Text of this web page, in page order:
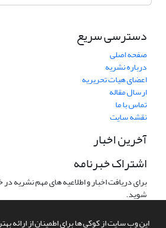
این وب سایت از کوکی ها برای اطمینان از ارائه
دسترسی سریع
صفحه اصلی
درباره نشریه
اعضای هیات تحریریه
ارسال مقاله
تماس با ما
نقشه سایت
آخرین اخبار
اشتراک خبرنامه
برای دریافت اخبار و اطلاعیه های مهم نشریه
شوید.